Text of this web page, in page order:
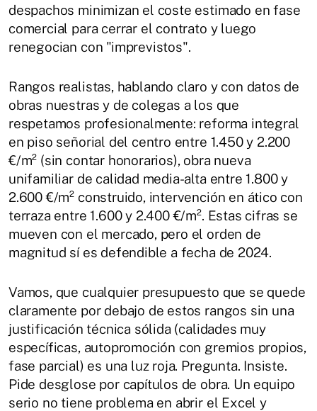
despachos minimizan el coste estimado en fase
comercial para cerrar el contrato y luego
renegocian con "imprevistos".
Rangos realistas, hablando claro y con datos de
obras nuestras y de colegas a los que
respetamos profesionalmente: reforma integral
en piso señorial del centro entre 1.450 y 2.200
€/m² (sin contar honorarios), obra nueva
unifamiliar de calidad media-alta entre 1.800 y
2.600 €/m² construido, intervención en ático con
terraza entre 1.600 y 2.400 €/m². Estas cifras se
mueven con el mercado, pero el orden de
magnitud sí es defendible a fecha de 2024.
Vamos, que cualquier presupuesto que se quede
claramente por debajo de estos rangos sin una
justificación técnica sólida (calidades muy
específicas, autopromoción con gremios propios,
fase parcial) es una luz roja. Pregunta. Insiste.
Pide desglose por capítulos de obra. Un equipo
serio no tiene problema en abrir el Excel y